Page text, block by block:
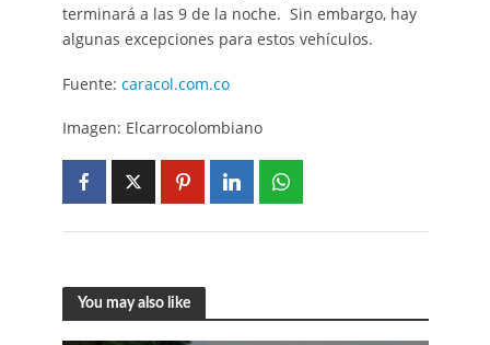
terminará a las 9 de la noche. Sin embargo, hay
algunas excepciones para estos vehículos.
Fuente: caracol.com.co
Imagen: Elcarrocolombiano
You may also like